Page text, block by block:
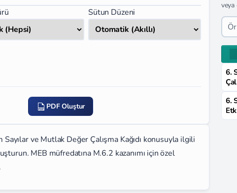
Sütun Düzeni
PDF Oluştur
Sayılar ve Mutlak Değer Çalışma Kağıdı konusuyla ilgili
MEB müfredatına M.6.2 kazanımı için özel
veya
6.
6.